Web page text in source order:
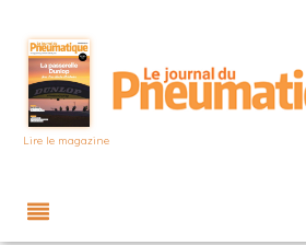
Lire le magazine